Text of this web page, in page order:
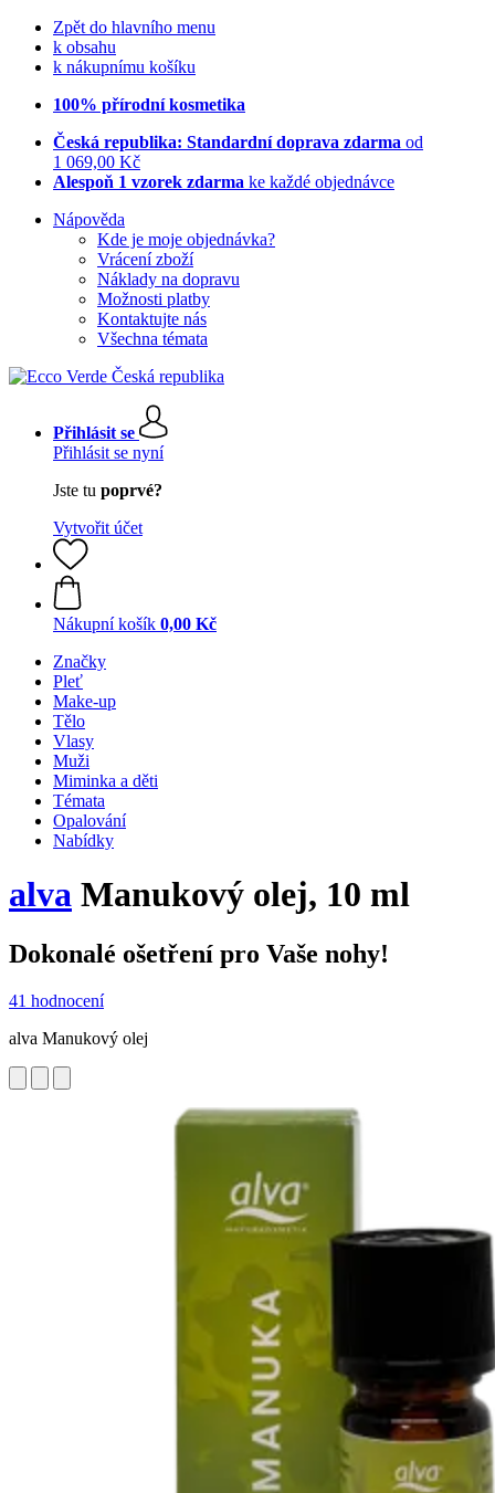
Zpět do hlavního menu
k obsahu
k nákupnímu košíku
100% přírodní kosmetika
Česká republika: Standardní doprava zdarma od
1 069,00 Kč
Alespoň 1 vzorek zdarma ke každé objednávce
Nápověda
Kde je moje objednávka?
Vrácení zboží
Náklady na dopravu
Možnosti platby
Kontaktujte nás
Všechna témata
Přihlásit se
Přihlásit se nyní
Jste tu poprvé?
Vytvořit účet
Nákupní košík 0,00 Kč
Značky
Pleť
Make-up
Tělo
Vlasy
Muži
Miminka a děti
Témata
Opalování
Nabídky
alva Manukový olej, 10 ml
Dokonalé ošetření pro Vaše nohy!
41 hodnocení
alva Manukový olej